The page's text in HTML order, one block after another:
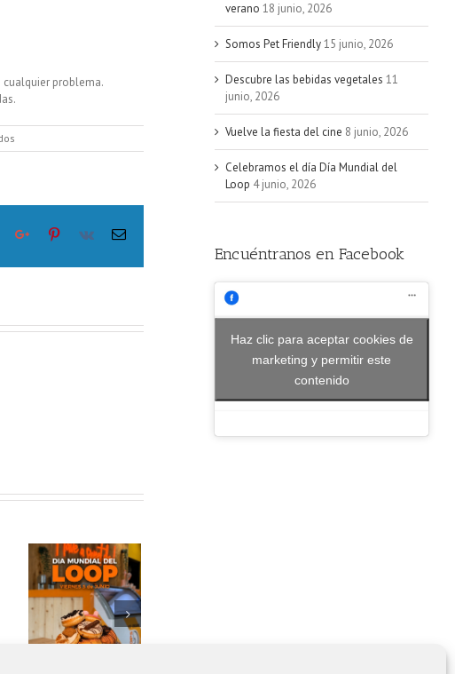
cualquier problema.
Dale
móvil
TumblrGoogle+Pinterest
Vk Email
Modo verano
activado
verano 18 junio, 2026
Somos Pet Friendly15 junio, 2026
Descubre las bebidas vegetales 11
junio, 2026
Vuelve la fiesta del cine 8 junio, 2026
Celebramos el día Día Mundial del
Loop 4 junio, 2026
Encuéntranos en Facebook
Haz clic para aceptar cookies de
marketing y permitir este
contenido